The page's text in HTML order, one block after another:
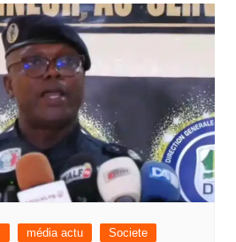
média actu Societe